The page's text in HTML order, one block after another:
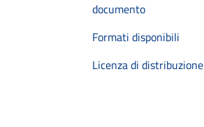
documento
Formati disponibili
Licenza di distribuzione